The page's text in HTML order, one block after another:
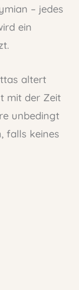
– jedes
ein
altert
mit der Zeit
unbedingt
falls keines